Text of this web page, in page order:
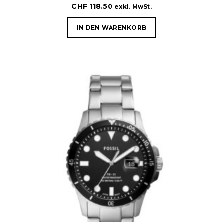
CHF 118.50 exkl. MwSt.
IN DEN WARENKORB